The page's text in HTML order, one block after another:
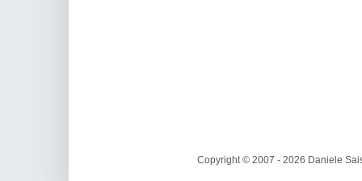
Copyright © 2007 - 2026 Daniele